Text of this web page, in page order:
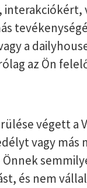
a
az Ön
végett a
vagy más
és nem